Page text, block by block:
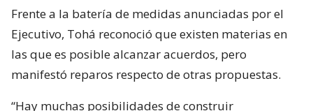
Frente a la batería de medidas anunciadas por el
Ejecutivo, Tohá reconoció que existen materias en
las que es posible alcanzar acuerdos, pero
manifestó reparos respecto de otras propuestas.
“Hay muchas posibilidades de construir